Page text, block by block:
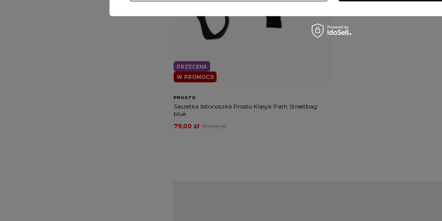
W PROMOCJI
PRZECENA
PROSTO
Saszetka listonoszka Prosto Klasyk Path Streetbag
blue
119,00 zł
79,00 zł